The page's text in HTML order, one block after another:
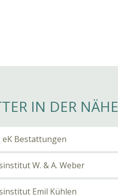
IN DER NÄHE
Bestattungen
W. & A. Weber
Emil Kühlen